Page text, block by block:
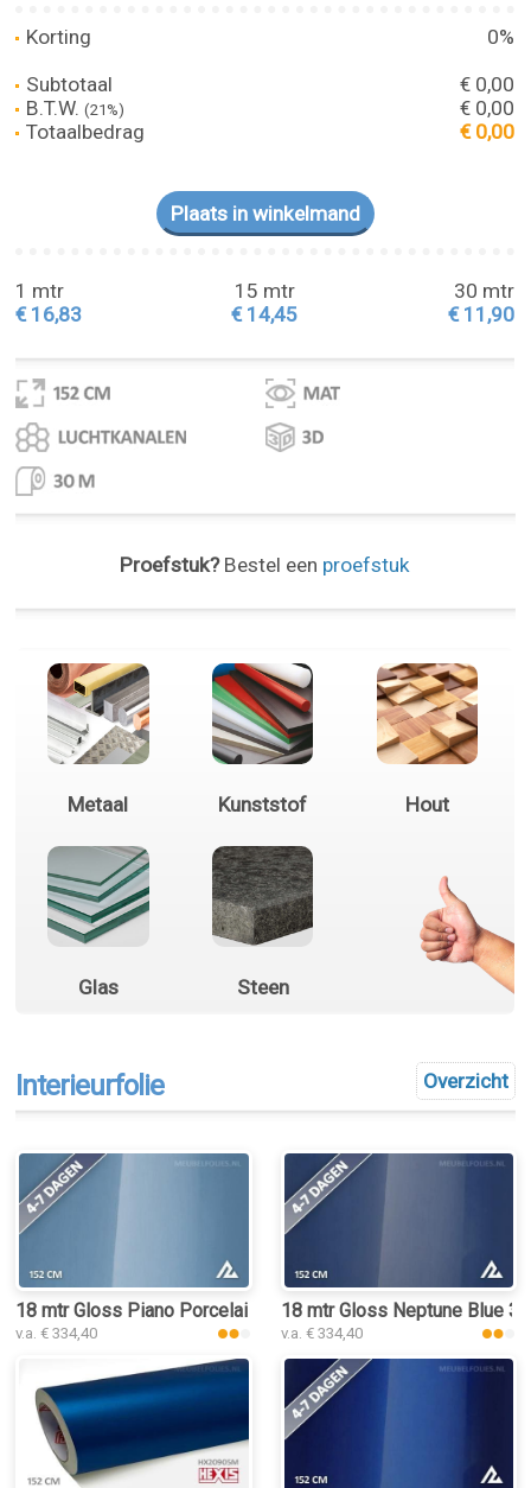
Korting
0%
Subtotaal
€ 0,00
B.T.W.(21%)
€ 0,00
Totaalbedrag
€ 0,00
1 mtr
€ 16,83
15 mtr
€ 14,45
30 mtr
€ 11,90
Proefstuk?Bestel een proefstuk
Metaal Kunststof Hout
Glas Steen
Overzicht
Interieurfolie
18 mtr Gloss Piano Porcelain Blue 3245 interieurfolie
v.a. € 334,40
18 mtr Gloss Neptune Blue
v.a. € 334,40